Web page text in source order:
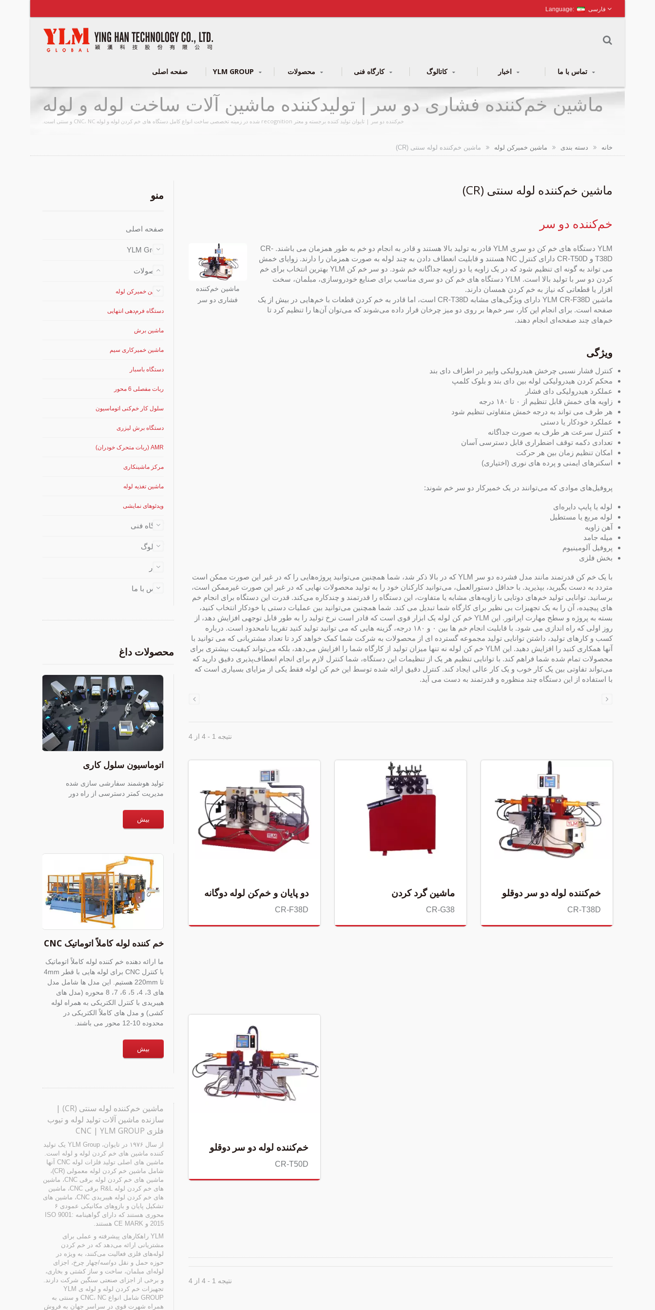
فارسی
صفحه اصلی YLM GROUP کارگاه فنی کاتالوگ اخبار
ماشین خم‌کننده فشاری دو سر | تولیدکننده ماشین آلات ساخت لوله و لوله
فلزی CNC | YLM Group
خم‌کننده دو سر | تایوان تولید کننده برجسته و معتر recognition شده در زمینه تخصصی ساخت انواع کامل دستگاه های خم کردن لوله و لوله CNC، NC و سنتی است.
خانه دسته بندی ماشین خمیرکن لوله ماشین خم‌کننده لوله سنتی (CR)
منو
صفحه اصلی
YLM Group
محصولات
ماشین خمیرکن لوله
دستگاه فرم‌دهی انتهایی
ماشین برش
ماشین خمیرکاری سیم
دستگاه باسبار
ربات مفصلی 6 محور
سلول کار خم‌کنی اتوماسیون
دستگاه برش لیزری
AMR (ربات متحرک خودران)
مرکز ماشینکاری
ماشین تغذیه لوله
ویدئوهای نمایشی
کارگاه فنی
کاتالوگ
اخبار
تماس با ما
محصولات داغ
اتوماسیون سلول کاری
تولید هوشمند سفارشی سازی شده
مدیریت کمتر دسترسی از راه دور
بیش
خم کننده لوله کاملاً اتوماتیک CNC
ما ارائه دهنده خم کننده لوله کاملاً اتوماتیک
با کنترل CNC برای لوله هایی با قطر 4mm
تا 220mm هستیم. این مدل ها شامل مدل
های 3، 4، 5، 6، 7، 8 محوره (مدل های
هیبریدی با کنترل الکتریکی به همراه لوله
کشی) و مدل های کاملاً الکتریکی در
محدوده 10-12 محور می باشند.
بیش
ماشین خم‌کننده لوله سنتی (CR) |
سازنده ماشین آلات تولید لوله و تیوب
فلزی CNC | YLM GROUP
از سال ۱۹۷۶ در تایوان، YLM Group یک تولید
کننده ماشین های خم کردن لوله و لوله است.
ماشین های اصلی تولید فلزات لوله CNC آنها
شامل ماشین خم کردن لوله معمولی (CR)،
ماشین های خم کردن لوله برقی CNC، ماشین
های خم کردن لوله R&L برقی CNC، ماشین
های خم کردن لوله هیبریدی CNC، ماشین های
تشکیل پایان و بازوهای مکانیکی عمودی ۶
محوری هستند که دارای گواهینامه ISO 9001:
2015 و CE MARK هستند.
YLM راهکارهای پیشرفته و عملی برای
مشتریانی ارائه می‌دهد که در خم کردن
لوله‌های فلزی فعالیت می‌کنند، به ویژه در
حوزه حمل و نقل دو/سه/چهار چرخ، اجزای
لوله‌ای مبلمان، ساخت و ساز کشتی و بخاری،
و برخی از اجزای صنعتی سنگین شرکت دارند.
تجهیزات خم کردن لوله و لوله ی YLM
GROUP شامل انواع CNC، NC و سنتی به
همراه شهرت قوی در سراسر جهان به فروش
ماشین خم‌کننده لوله سنتی (CR)
خم‌کننده دو سر
ماشین خم‌کننده
فشاری دو سر
YLM دستگاه های خم کن دو سری YLM قادر به تولید بالا هستند و قادر به انجام دو خم به طور همزمان می باشند. CR-
T38D و CR-T50D دارای کنترل NC هستند و قابلیت انعطاف دادن به چند لوله به صورت همزمان را دارند. زوایای خمش
می تواند به گونه ای تنظیم شود که در یک زاویه یا دو زاویه جداگانه خم شود. دو سر خم کن YLM بهترین انتخاب برای خم
کردن دو سر با تولید بالا است. YLM دستگاه های خم کن دو سری مناسب برای صنایع خودروسازی، مبلمان، سخت
افزار یا قطعاتی که نیاز به خم کردن همسان دارند.
ماشین YLM CR-F38D دارای ویژگی‌های مشابه CR-T38D است، اما قادر به خم کردن قطعات با خم‌هایی در بیش از یک
صفحه است. برای انجام این کار، سر خم‌ها بر روی دو میز چرخان قرار داده می‌شوند که می‌توان آن‌ها را تنظیم کرد تا
خم‌های چند صفحه‌ای انجام دهند.
ویژگی
کنترل فشار نسبی چرخش هیدرولیکی وایپر در اطراف دای بند
محکم کردن هیدرولیکی لوله بین دای بند و بلوک کلمپ
عملکرد هیدرولیکی دای فشار
زاویه های خمش قابل تنظیم از ۰ تا ۱۸۰ درجه
هر طرف می تواند به درجه خمش متفاوتی تنظیم شود
عملکرد خودکار یا دستی
کنترل سرعت هر طرف به صورت جداگانه
تعدادی دکمه توقف اضطراری قابل دسترسی آسان
امکان تنظیم زمان بین هر حرکت
اسکنرهای ایمنی و پرده های نوری (اختیاری)
پروفیل‌های موادی که می‌توانند در یک خمیرکار دو سر خم شوند:
لوله یا پایپ دایره‌ای
لوله مربع یا مستطیل
آهن زاویه
میله جامد
پروفیل آلومینیوم
بخش فلزی
با یک خم کن قدرتمند مانند مدل فشرده دو سر YLM که در بالا ذکر شد، شما همچنین می‌توانید پروژه‌هایی را که در غیر این صورت ممکن است
متردد به دست بگیرید، بپذیرید. با حداقل دستورالعمل، می‌توانید کارکنان خود را به تولید محصولات نهایی که در غیر این صورت غیرممکن است،
برسانید. توانایی تولید خم‌های دوتایی با زاویه‌های مشابه یا متفاوت، این دستگاه را قدرتمند و چندکاره می‌کند. قدرت این دستگاه برای انجام خم
های پیچیده، آن را به یک تجهیزات بی نظیر برای کارگاه شما تبدیل می کند. شما همچنین می‌توانید بین عملیات دستی یا خودکار انتخاب کنید،
بسته به پروژه و سطح مهارت اپراتور. این YLM خم کن لوله یک ابزار قوی است که قادر است نرخ تولید را به طور قابل توجهی افزایش دهد، از
روز اولی که راه اندازی می شود. با قابلیت انجام خم ها بین ۰ و ۱۸۰ درجه، گزینه هایی که می توانید تولید کنید تقریبا نامحدود است. درباره
کسب و کارهای تولید، داشتن توانایی تولید مجموعه گسترده ای از محصولات به شرکت شما کمک خواهد کرد تا تعداد مشتریانی که می توانید با
آنها همکاری کنید را افزایش دهید. این YLM خم کن لوله نه تنها میزان تولید از کارگاه شما را افزایش می‌دهد، بلکه می‌تواند کیفیت بیشتری برای
محصولات تمام شده شما فراهم کند. با توانایی تنظیم هر یک از تنظیمات این دستگاه، شما کنترل لازم برای انجام انعطاف‌پذیری دقیق دارید که
می‌تواند تفاوتی بین یک کار خوب و یک کار عالی ایجاد کند. کنترل دقیق ارائه شده توسط این خم کن لوله فقط یکی از مزایای بسیاری است که
با استفاده از این دستگاه چند منظوره و قدرتمند به دست می آید.
نتیجه 1 - 4 از 4
دو پایان و خم‌کن لوله دوگانه
CR-F38D
ماشین گرد کردن
CR-G38
خم‌کننده لوله دو سر دوقلو
CR-T38D
خم‌کننده لوله دو سر دوقلو
CR-T50D
نتیجه 1 - 4 از 4